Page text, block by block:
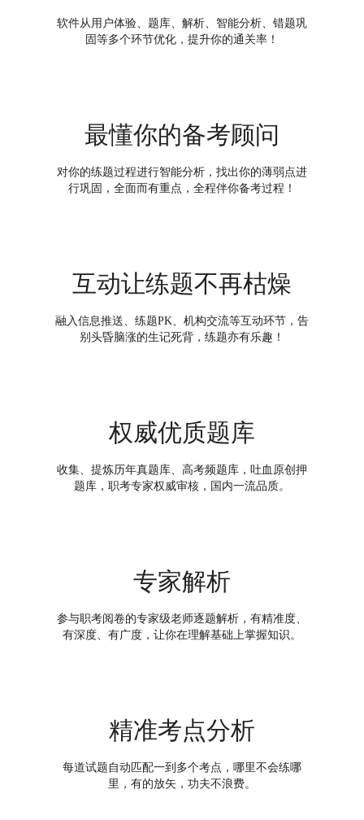
软件从用户体验、题库、解析、智能分析、错题巩
固等多个环节优化，提升你的通关率！
最懂你的备考顾问
对你的练题过程进行智能分析，找出你的薄弱点进
行巩固，全面而有重点，全程伴你备考过程！
互动让练题不再枯燥
融入信息推送、练题PK、机构交流等互动环节，告
别头昏脑涨的生记死背，练题亦有乐趣！
权威优质题库
收集、提炼历年真题库、高考频题库，吐血原创押
题库，职考专家权威审核，国内一流品质。
专家解析
参与职考阅卷的专家级老师逐题解析，有精准度、
有深度、有广度，让你在理解基础上掌握知识。
精准考点分析
每道试题自动匹配一到多个考点，哪里不会练哪
里，有的放矢，功夫不浪费。